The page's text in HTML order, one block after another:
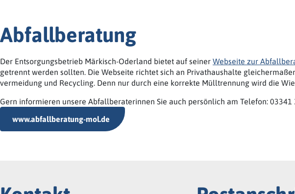
Abfallberatung
Der Entsorgungsbetrieb Märkisch-Oderland bietet auf seiner Webseite zur
getrennt werden sollten. Die Webseite richtet sich an Privathaushalte
vermeidung und Recycling. Denn nur durch eine korrekte Mülltrennung wird die
Gern informieren unsere Abfallberaterinnen Sie auch persönlich am Telefon:
www.abfallberatung-mol.de